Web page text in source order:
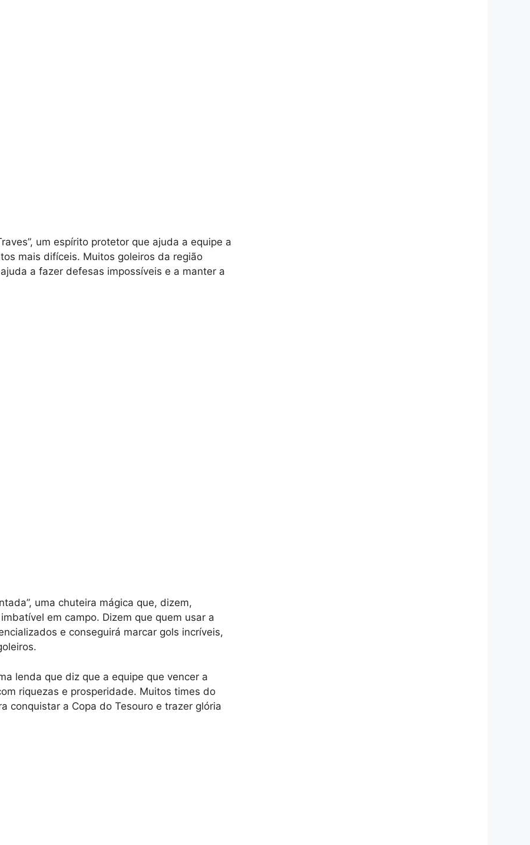
um espírito protetor que ajuda a equipe a
mais difíceis. Muitos goleiros da região
a fazer defesas impossíveis e a manter a
uma chuteira mágica que, dizem,
em campo. Dizem que quem usar a
e conseguirá marcar gols incríveis,
lenda que diz que a equipe que vencer a
riquezas e prosperidade. Muitos times do
conquistar a Copa do Tesouro e trazer glória